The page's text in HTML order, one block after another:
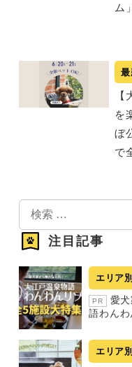
ム
を
ぼ
で
索
注目記事
エリア
PR
愛
語わんわ
エリア